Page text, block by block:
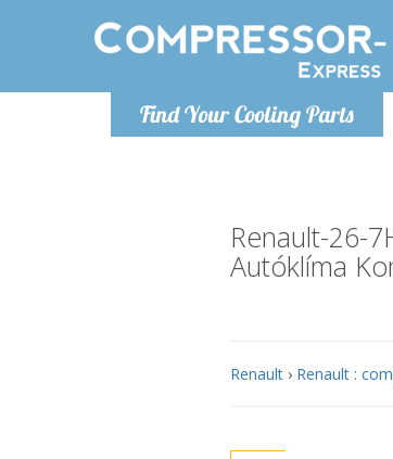
Find Your Cooling Parts
Hétfő-Péntek 9-17
+36303967994
info@compressor-express.hu
Renault-26-
Autóklíma
Renault › Renault :